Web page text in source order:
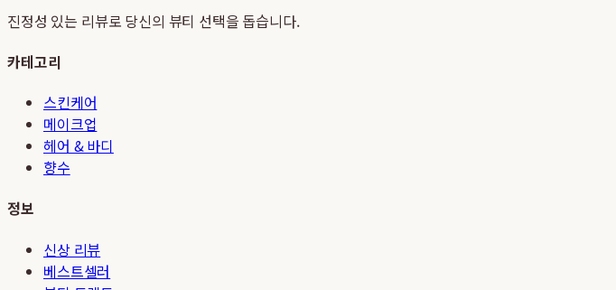
진정성 있는 리뷰로 당신의 뷰티 선택을 돕습니다.
카테고리
스킨케어
메이크업
헤어 & 바디
향수
정보
신상 리뷰
베스트셀러